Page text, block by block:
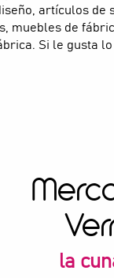
artículos de
muebles de
Si le gusta
la